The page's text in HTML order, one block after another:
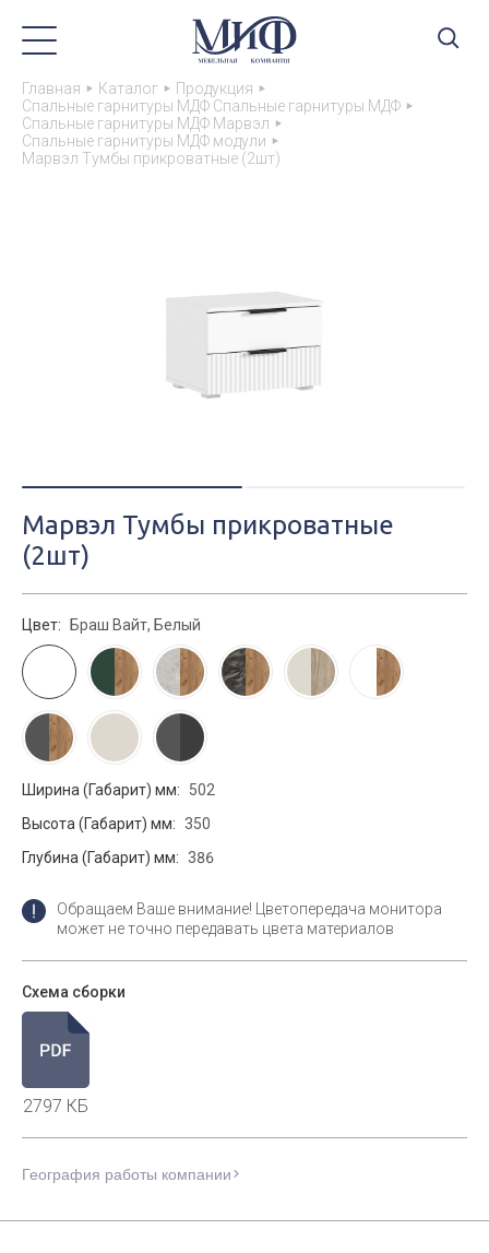
Главная Каталог
Продукция
Спальные гарнитуры МДФ Спальные гарнитуры МДФ
Спальные гарнитуры МДФ Марвэл
Спальные гарнитуры МДФ модули
Марвэл Тумбы прикроватные (2шт)
Марвэл Тумбы прикроватные
(2шт)
Цвет: Браш Вайт, Белый
Ширина (Габарит) мм:
502
Высота (Габарит) мм: 350
Глубина (Габарит) мм: 386
Обращаем Ваше внимание! Цветопередача монитора
может не точно передавать цвета материалов
Схема сборки
2797 КБ
География работы компании